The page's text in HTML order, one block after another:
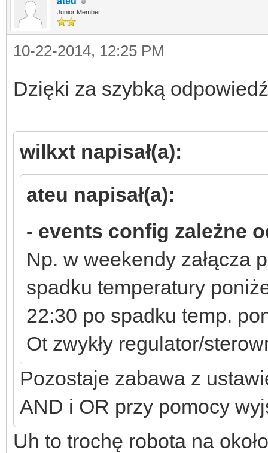
Junior Member
10-22-2014, 12:25 PM
Dzięki za szybką
wilkxt napisał(a):
ateu napisał(a):
- events config zależne
Np. w weekendy załącza
spadku temperatury
22:30 po spadku temp.
Ot zwykły regulator/
Pozostaje zabawa z
AND i OR przy pomocy
Uh to trochę robota na